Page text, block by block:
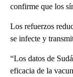
confirme que los
Los refuerzos
se infecte y
“Los datos de
eficacia de la